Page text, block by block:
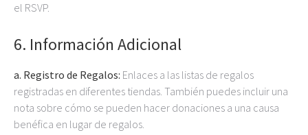
el RSVP.
6. Información Adicional
a. Registro de Regalos: Enlaces a las listas de regalos
registradas en diferentes tiendas. También puedes incluir una
nota sobre cómo se pueden hacer donaciones a una causa
benéfica en lugar de regalos.